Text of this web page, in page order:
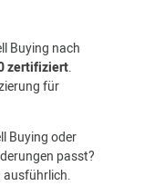
Buying nach
zertifiziert.
für
Buying oder
passt?
ausführlich.